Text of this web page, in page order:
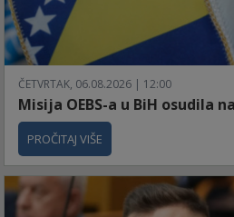
ČETVRTAK, 06.08.2026 | 12:00
Misija OEBS-a u BiH osudila
PROČITAJ VIŠE